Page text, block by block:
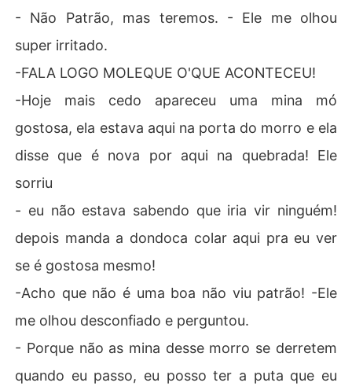
- Não Patrão, mas teremos. - Ele me olhou
super irritado.
-FALA LOGO MOLEQUE O'QUE ACONTECEU!
-Hoje mais cedo apareceu uma mina mó
gostosa, ela estava aqui na porta do morro e ela
disse que é nova por aqui na quebrada! Ele
sorriu
- eu não estava sabendo que iria vir ninguém!
depois manda a dondoca colar aqui pra eu ver
se é gostosa mesmo!
-Acho que não é uma boa não viu patrão! -Ele
me olhou desconfiado e perguntou.
- Porque não as mina desse morro se derretem
quando eu passo, eu posso ter a puta que eu